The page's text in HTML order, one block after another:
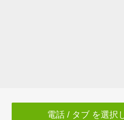
電話 / タブ を選択